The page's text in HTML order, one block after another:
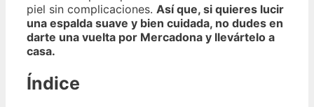
piel sin complicaciones. Así que, si quieres lucir
una espalda suave y bien cuidada, no dudes en
darte una vuelta por Mercadona y llevártelo a
casa.
Índice